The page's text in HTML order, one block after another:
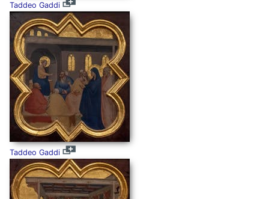
Taddeo Gaddi
Taddeo Gaddi